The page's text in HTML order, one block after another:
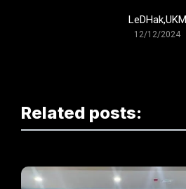
LeDHak,UKM
12/12/2024
Related posts: